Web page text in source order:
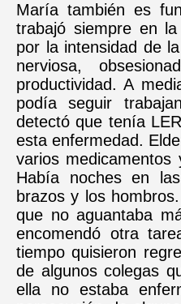
María también es
trabajó siempre en
por la intensidad de
nerviosa,
productividad. A
podía seguir
detectó que tenía
esta enfermedad.
varios
Había noches en
brazos y los
que no aguantaba
encomendó otra
tiempo quisieron
de algunos colegas
ella no estaba